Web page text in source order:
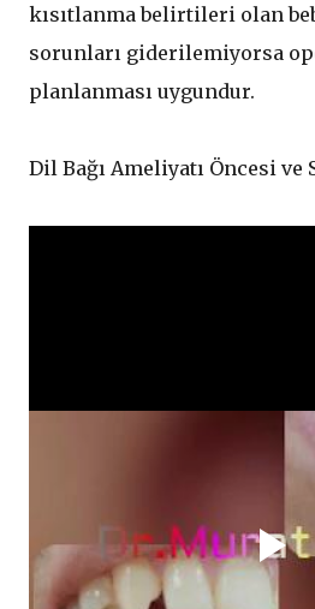
kısıtlanma belirtileri olan
sorunları giderilemiyorsa
planlanması uygundur.
Dil Bağı Ameliyatı Öncesi ve